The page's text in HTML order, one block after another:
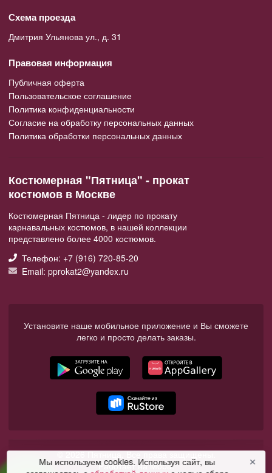
Схема проезда
Дмитрия Ульянова ул., д. 31
Правовая информация
Публичная оферта
Пользовательское соглашение
Политика конфиденциальности
Согласие на обработку персональных данных
Политика обработки персональных данных
Костюмерная "Пятница" - прокат
костюмов в Москве
Костюмерная Пятница - лидер по прокату
карнавальных костюмов, в нашей коллекции
представлено более 4000 костюмов.
Телефон: +7 (916) 720-85-20
Email: pprokat2@yandex.ru
Установите наше мобильное приложение и Вы сможете
легко и просто делать заказы.
© 2026 Пятница. Все права защищены.
Работает на Moba.
Мы используем cookies. Используя сайт, вы
✕